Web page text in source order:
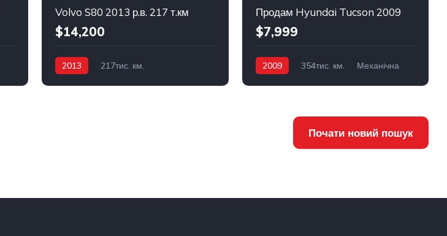
Volvo S80 2013 р.в. 217 т.км
$14,200
2013
217тис. км.
Продам Hyundai Tucson 2009
$7,999
2009 354тис. км.
Механічна
Почати новий пошук